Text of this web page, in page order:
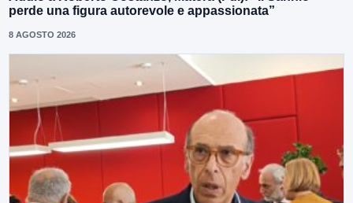
perde una figura autorevole e appassionata”
8 AGOSTO 2026